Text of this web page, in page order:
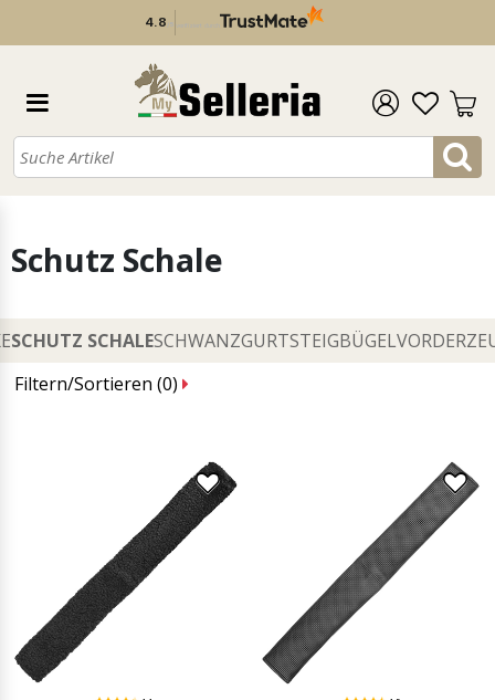
4.8 5 verifiziert durch
Schutz Schale
SCHUTZ SCHALESCHWANZGURTSTEIGBÜGEL
Filtern/Sortieren (0)